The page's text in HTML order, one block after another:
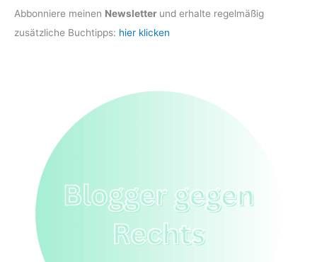
Abbonniere meinen Newsletter und erhalte regelmäßig
zusätzliche Buchtipps: hier klicken